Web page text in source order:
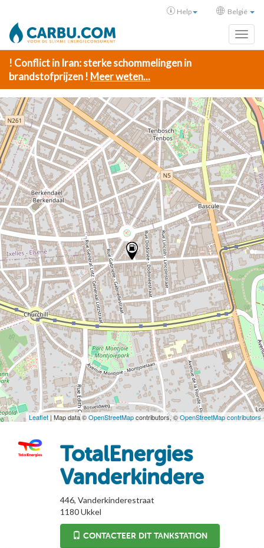
Help België
! Conflict in Iran: sterke schommelingen in
brandstofprijzen ! Meer weten...
Leaflet | Map data ©OpenStreetMapcontributors, ©OpenStreetMap contributors
TotalEnergies
Vanderkindere
446, Vanderkinderestraat
1180Ukkel
CONTACTEER DIT TANKSTATION